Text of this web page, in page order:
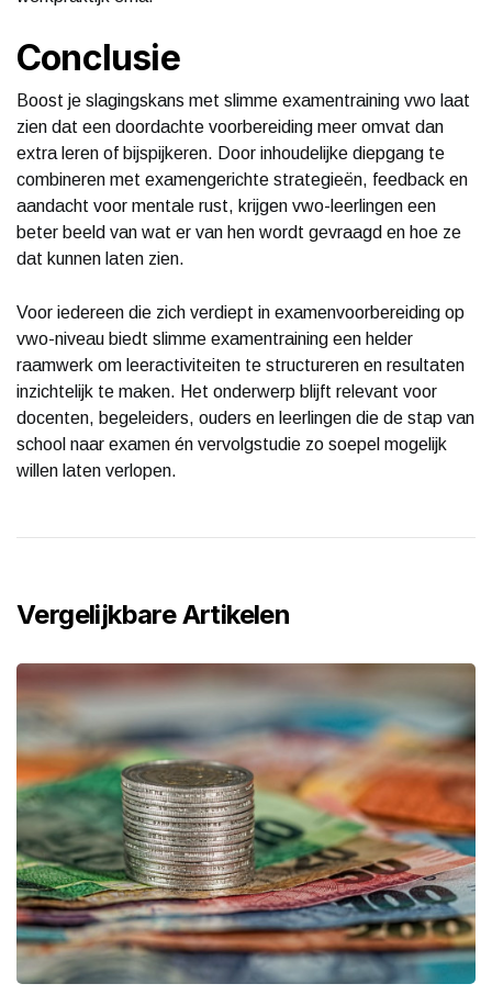
Conclusie
Boost je slagingskans met slimme examentraining vwo laat
zien dat een doordachte voorbereiding meer omvat dan
extra leren of bijspijkeren. Door inhoudelijke diepgang te
combineren met examengerichte strategieën, feedback en
aandacht voor mentale rust, krijgen vwo-leerlingen een
beter beeld van wat er van hen wordt gevraagd en hoe ze
dat kunnen laten zien.
Voor iedereen die zich verdiept in examenvoorbereiding op
vwo-niveau biedt slimme examentraining een helder
raamwerk om leeractiviteiten te structureren en resultaten
inzichtelijk te maken. Het onderwerp blijft relevant voor
docenten, begeleiders, ouders en leerlingen die de stap van
school naar examen én vervolgstudie zo soepel mogelijk
willen laten verlopen.
Vergelijkbare Artikelen